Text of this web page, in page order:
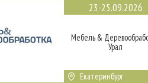
23-25.09.2026
Мебель &
Урал
Екатеринбург